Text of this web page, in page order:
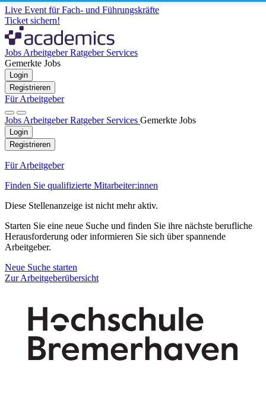
Live Event für Fach- und Führungskräfte
Ticket sichern!
Jobs ArbeitgeberRatgeber Services
Gemerkte Jobs
Login
Registrieren
Für Arbeitgeber
Jobs ArbeitgeberRatgeber Services Gemerkte Jobs
Login
Registrieren
Für Arbeitgeber
Finden Sie qualifizierte Mitarbeiter:innen
Diese Stellenanzeige ist nicht mehr aktiv.
Starten Sie eine neue Suche und finden Sie ihre nächste berufliche
Herausforderung oder informieren Sie sich über spannende
Arbeitgeber.
Neue Suche starten
Zur Arbeitgeberübersicht